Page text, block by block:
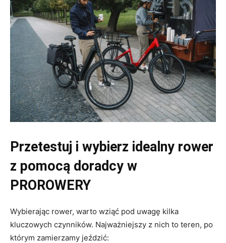
Przetestuj i wybierz idealny rower
z pomocą doradcy w
PROROWERY
Wybierając rower, warto wziąć pod uwagę kilka
kluczowych czynników. Najważniejszy z nich to teren, po
którym zamierzamy jeździć: